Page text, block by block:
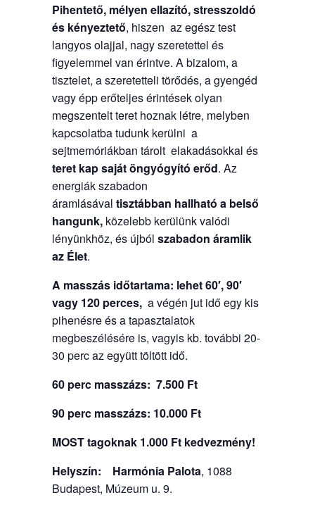
Pihentető, mélyen ellazító, stresszoldó
és kényeztető, hiszen az egész test
langyos olajjal, nagy szeretettel és
figyelemmel van érintve. A bizalom, a
tisztelet, a szeretetteli törődés, a gyengéd
vagy épp erőteljes érintések olyan
megszentelt teret hoznak létre, melyben
kapcsolatba tudunk kerülni a
sejtmemóriákban tárolt elakadásokkal és
teret kap saját öngyógyító erőd. Az
energiák szabadon
áramlásával tisztábban hallható a belső
hangunk,közelebb kerülünk valódi
lényünkhöz, és újból szabadon áramlik
az Élet.
A masszás időtartama: lehet 60′, 90′
vagy 120 perces,a végén jut idő egy kis
pihenésre és a tapasztalatok
megbeszélésére is, vagyis kb. további 20-
30 perc az együtt töltött idő.
60 perc masszázs: 7.500 Ft
90 perc masszázs: 10.000 Ft
MOST tagoknak 1.000 Ft kedvezmény!
Helyszín:
Harmónia Palota, 1088
Budapest, Múzeum u. 9.